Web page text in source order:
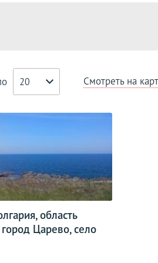
20 Смотреть на
область
город Царево, село